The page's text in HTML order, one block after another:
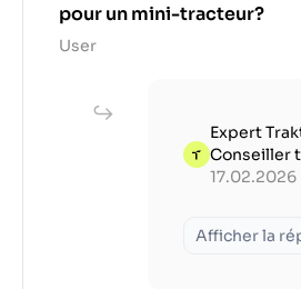
pour un mini-tracteur?
User
Expert
Conseiller
17.02.2026
Afficher la